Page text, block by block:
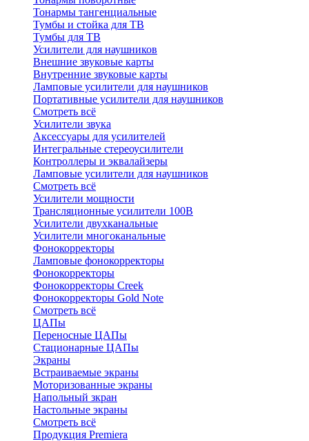
Тонармы тангенциальные
Тумбы и стойка для ТВ
Тумбы для ТВ
Усилители для наушников
Внешние звуковые карты
Внутренние звуковые карты
Ламповые усилители для наушников
Портативные усилители для наушников
Смотреть всё
Усилители звука
Аксессуары для усилителей
Интегральные стереоусилители
Контроллеры и эквалайзеры
Ламповые усилители для наушников
Смотреть всё
Усилители мощности
Трансляционные усилители 100В
Усилители двухканальные
Усилители многоканальные
Фонокорректоры
Ламповые фонокорректоры
Фонокорректоры
Фонокорректоры Creek
Фонокорректоры Gold Note
Смотреть всё
ЦАПы
Переносные ЦАПы
Стационарные ЦАПы
Экраны
Встраиваемые экраны
Моторизованные экраны
Напольный зкран
Настольные экраны
Смотреть всё
Продукция Premiera